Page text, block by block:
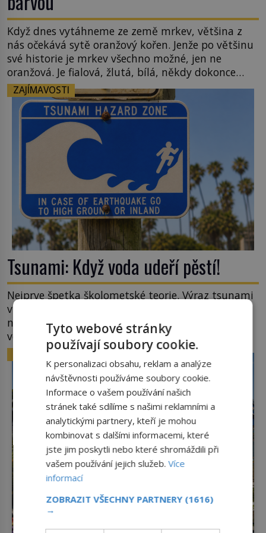
Když dnes vytáhneme ze země mrkev, většina z
nás očekává sytě oranžový kořen. Jenže po většinu
své historie je mrkev všechno možné, jen ne
oranžová. Je fialová, žlutá, bílá, někdy dokonce
téměř černá. Až díky stovkám let pečlivého
šlechtění se z ní stává zelenina, bez které si českou
zahradu ani nedokážeme představit. Její příběh je
ZAJÍMAVOSTI
Tsunami: Když voda udeří pěstí!
Nejprve špetka školometské teorie. Výraz tsunami
vznikl spojením japonských slov tsu (přístav) a
nami (vlna). Jedná se o dlouhou vlnu, která je na
volném moři takřka nepostřehnutelná. Ačkoli je
vlnová délka tsunami i 300 kilometrů, výška vlny
na volném moři je maximálně 1,5 metru. Máme se
podobné obří vlny obávat i v Evropě? Vznik
tsunami si […]
ZAJÍMAVOSTI
Tyto webové stránky
používají soubory cookie.
K personalizaci obsahu, reklam a analýze
návštěvnosti používáme soubory cookie.
Informace o vašem používání našich
stránek také sdílíme s našimi reklamními a
analytickými partnery, kteří je mohou
kombinovat s dalšími informacemi, které
jste jim poskytli nebo které shromáždili při
vašem používání jejich služeb.Více
informací
ZOBRAZIT VŠECHNY PARTNERY (1616)
→